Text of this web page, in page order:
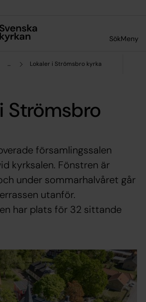
SökMeny
... Lokaler i Strömsbro kyrka
Strömsbro
församlingssalen
kyrksalen. Fönstren är
under sommarhalvåret går
utanför.
har plats för 32 sittande